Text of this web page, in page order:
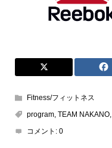
Fitness/フィットネス
program, TEAM NAKANO,
コメント: 0